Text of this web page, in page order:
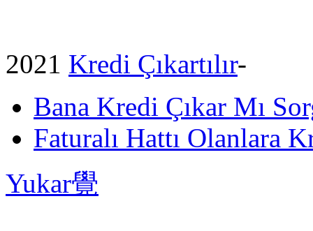
2021 Kredi Çıkartılır-
Bana Kredi Çıkar Mı
Faturalı Hattı Olanlara
Yukar覺